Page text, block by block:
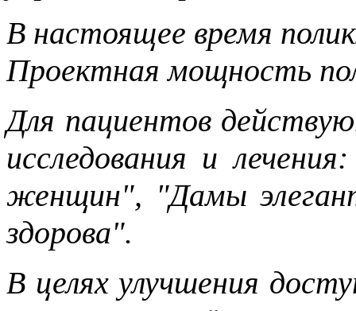
В настоящее время
Проектная мощность
Для пациентов
исследования и
женщин", "Дамы
здорова".
В целях улучшения